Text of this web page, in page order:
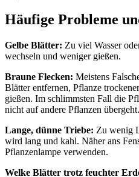
Häufige Probleme
Gelbe Blätter: Zu viel Wasser
wechseln und weniger gießen.
Braune Flecken: Meistens
Blätter entfernen, Pflanze
gießen. Im schlimmsten Fall die
nicht auf andere Pflanzen übergeht.
Lange, dünne Triebe: Zu wenig
wird lang und kahl. Näher ans
Pflanzenlampe verwenden.
Welke Blätter trotz feuchter